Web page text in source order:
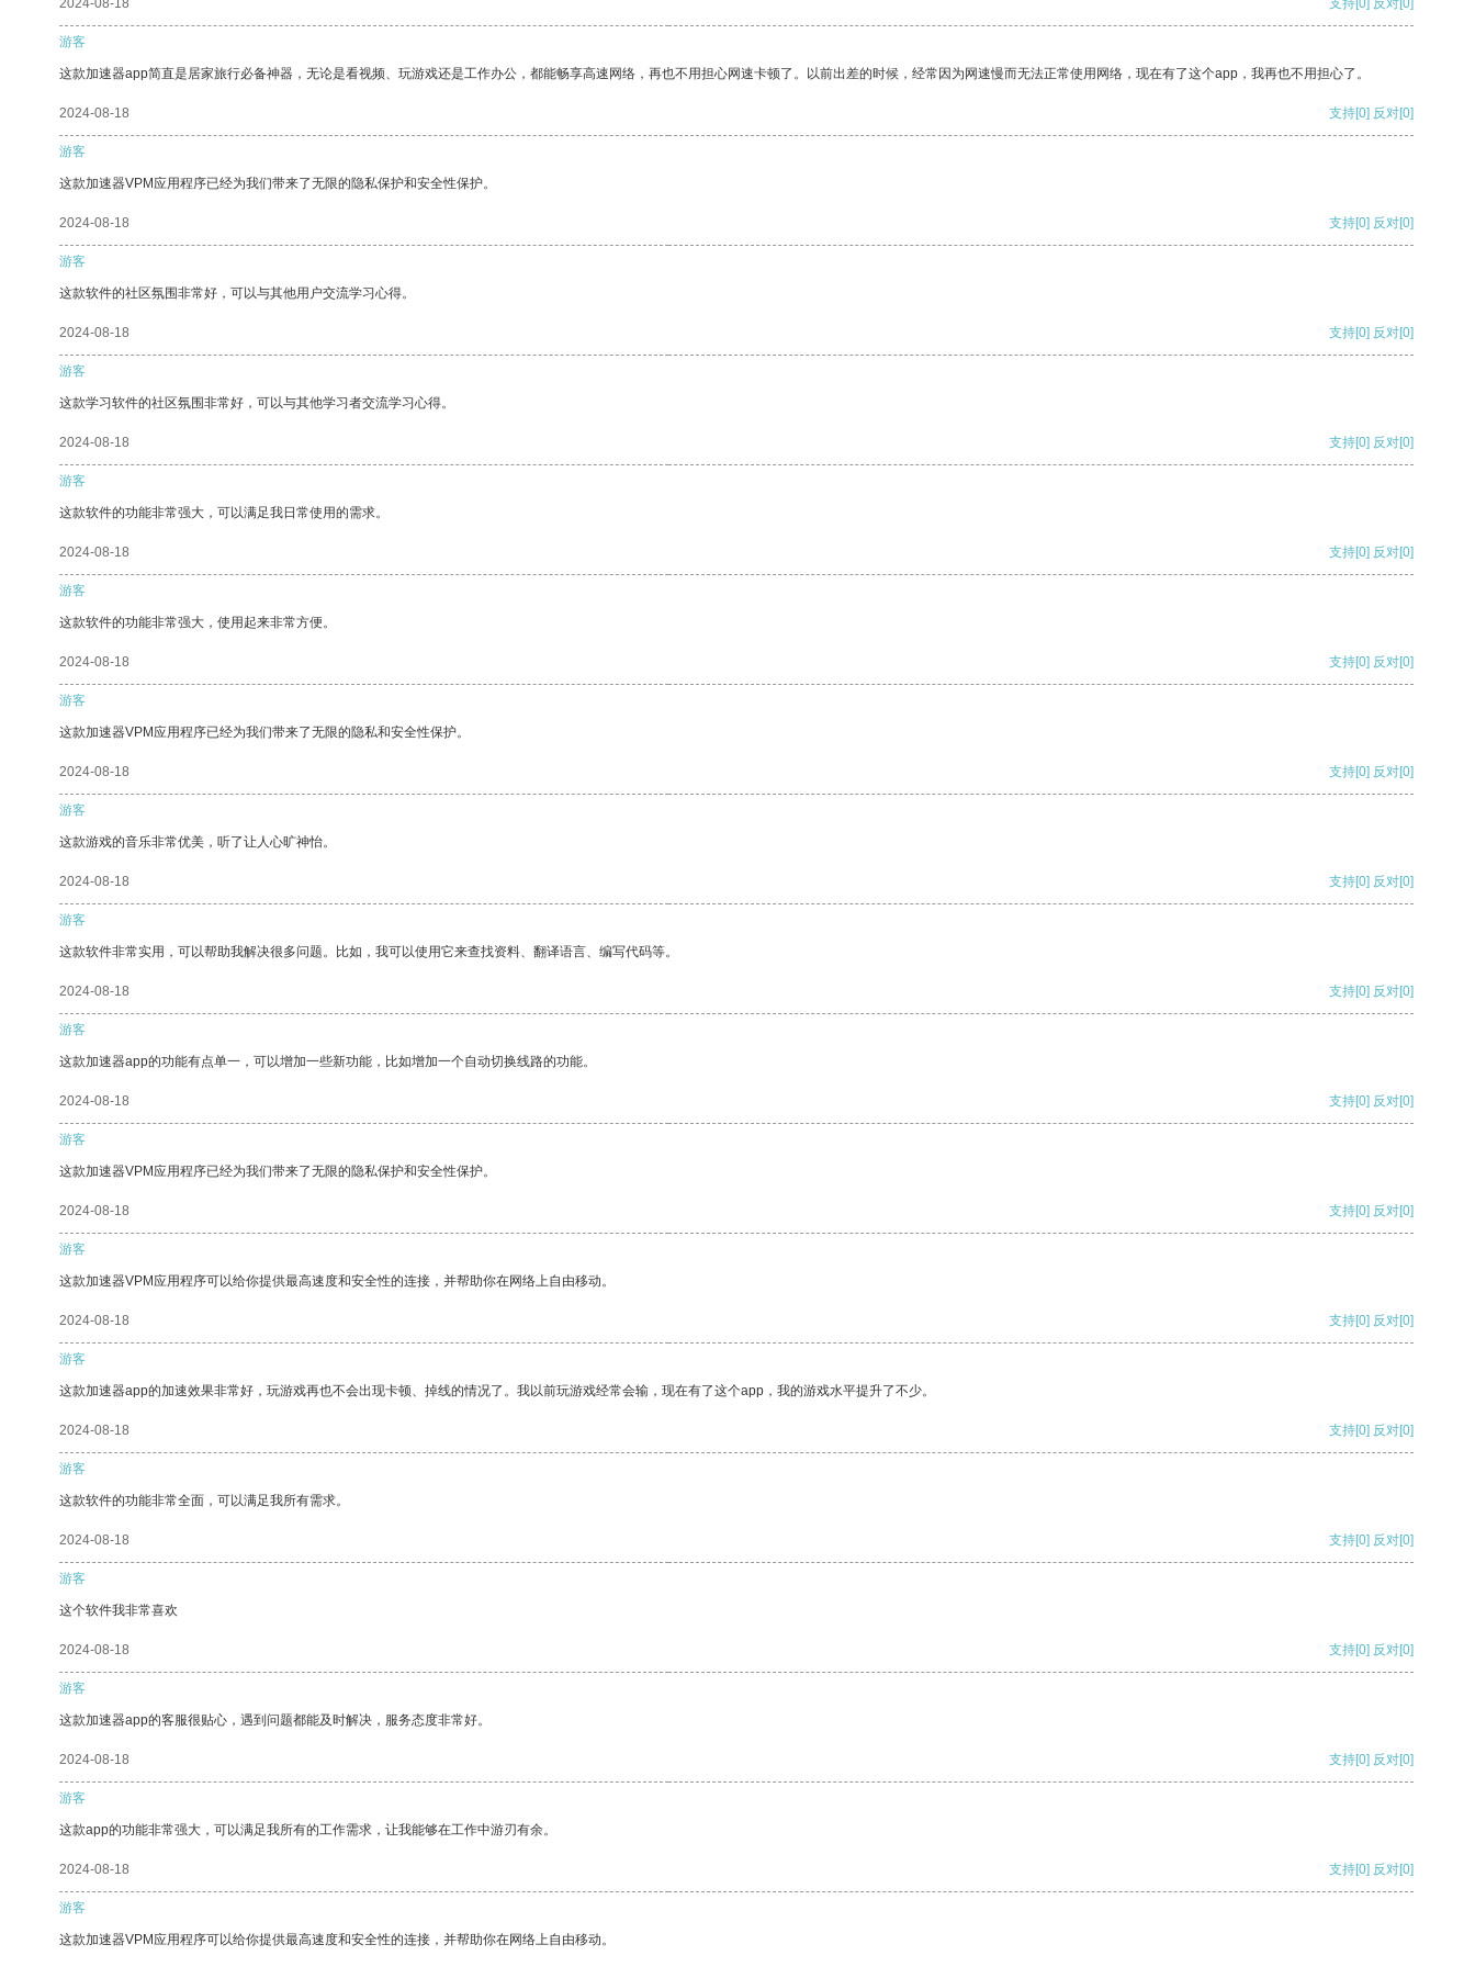
2024-08-18 支持 [0] 反对 [0]
游客
这款加速器app简直是居家旅行必备神器，无论是看视频、玩游戏还是工作办公，都能畅享高速网络，再也不用担心网速卡顿了。以前出差的时候，经常因为网速慢而无法正常使用网络，现在有了这个app，我再也不用担心了。
2024-08-18 支持[0] 反对[0]
游客
这款加速器VPM应用程序已经为我们带来了无限的隐私保护和安全性保护。
2024-08-18 支持[0] 反对[0]
游客
这款软件的社区氛围非常好，可以与其他用户交流学习心得。
2024-08-18 支持[0] 反对[0]
游客
这款学习软件的社区氛围非常好，可以与其他学习者交流学习心得。
2024-08-18 支持[0] 反对[0]
游客
这款软件的功能非常强大，可以满足我日常使用的需求。
2024-08-18 支持[0] 反对[0]
游客
这款软件的功能非常强大，使用起来非常方便。
2024-08-18 支持[0] 反对[0]
游客
这款加速器VPM应用程序已经为我们带来了无限的隐私和安全性保护。
2024-08-18 支持[0] 反对[0]
游客
这款游戏的音乐非常优美，听了让人心旷神怡。
2024-08-18 支持[0] 反对[0]
游客
这款软件非常实用，可以帮助我解决很多问题。比如，我可以使用它来查找资料、翻译语言、编写代码等。
2024-08-18 支持[0] 反对[0]
游客
这款加速器app的功能有点单一，可以增加一些新功能，比如增加一个自动切换线路的功能。
2024-08-18 支持[0] 反对[0]
游客
这款加速器VPM应用程序已经为我们带来了无限的隐私保护和安全性保护。
2024-08-18 支持[0] 反对[0]
游客
这款加速器VPM应用程序可以给你提供最高速度和安全性的连接，并帮助你在网络上自由移动。
2024-08-18 支持[0] 反对[0]
游客
这款加速器app的加速效果非常好，玩游戏再也不会出现卡顿、掉线的情况了。我以前玩游戏经常会输，现在有了这个app，我的游戏水平提升了不少。
2024-08-18 支持[0] 反对[0]
游客
这款软件的功能非常全面，可以满足我所有需求。
2024-08-18 支持[0] 反对[0]
游客
这个软件我非常喜欢
2024-08-18 支持[0] 反对[0]
游客
这款加速器app的客服很贴心，遇到问题都能及时解决，服务态度非常好。
2024-08-18 支持[0] 反对[0]
游客
这款app的功能非常强大，可以满足我所有的工作需求，让我能够在工作中游刃有余。
2024-08-18 支持[0] 反对[0]
游客
这款加速器VPM应用程序可以给你提供最高速度和安全性的连接，并帮助你在网络上自由移动。